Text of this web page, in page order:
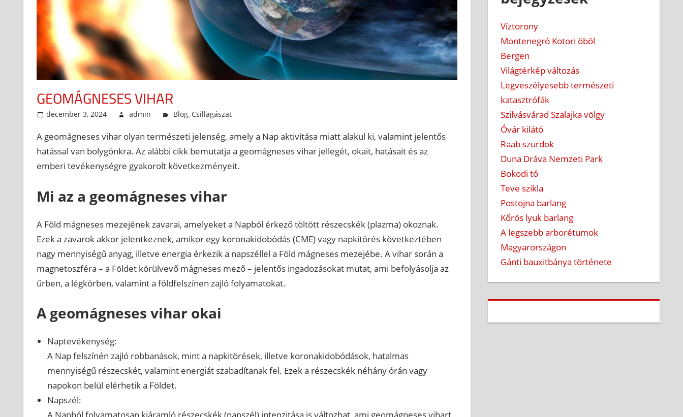
GEOMÁGNESES VIHAR
december 3, 2024 admin Blog, Csillagászat
A geomágneses vihar olyan természeti jelenség, amely a Nap aktivitása miatt alakul ki, valamint jelentős
hatással van bolygónkra. Az alábbi cikk bemutatja a geomágneses vihar jellegét, okait, hatásait és az
emberi tevékenységre gyakorolt következményeit.
Mi az a geomágneses vihar
A Föld mágneses mezejének zavarai, amelyeket a Napból érkező töltött részecskék (plazma) okoznak.
Ezek a zavarok akkor jelentkeznek, amikor egy koronakidobódás (CME) vagy napkitörés következtében
nagy mennyiségű anyag, illetve energia érkezik a napszéllel a Föld mágneses mezejébe. A vihar során a
magnetoszféra – a Földet körülvevő mágneses mező – jelentős ingadozásokat mutat, ami befolyásolja az
űrben, a légkörben, valamint a földfelszínen zajló folyamatokat.
A geomágneses vihar okai
Naptevékenység:
A Nap felszínén zajló robbanások, mint a napkitörések, illetve koronakidobódások, hatalmas
mennyiségű részecskét, valamint energiát szabadítanak fel. Ezek a részecskék néhány órán vagy
napokon belül elérhetik a Földet.
Napszél:
Víztorony
Montenegró Kotori öböl
Bergen
Világtérkép változás
Legveszélyesebb természeti
katasztrófák
Szilvásvárad Szalajka völgy
Óvár kilátó
Raab szurdok
Duna Dráva Nemzeti Park
Bokodi tó
Teve szikla
Postojna barlang
Kőrös lyuk barlang
A legszebb arborétumok
Magyarországon
Gánti bauxitbánya története